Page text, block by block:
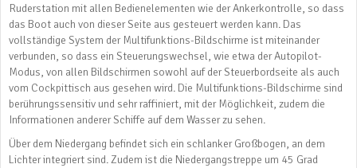
Ruderstation mit allen Bedienelementen wie der Ankerkontrolle, so dass
das Boot auch von dieser Seite aus gesteuert werden kann. Das
vollständige System der Multifunktions-Bildschirme ist miteinander
verbunden, so dass ein Steuerungswechsel, wie etwa der Autopilot-
Modus, von allen Bildschirmen sowohl auf der Steuerbordseite als auch
vom Cockpittisch aus gesehen wird. Die Multifunktions-Bildschirme sind
berührungssensitiv und sehr raffiniert, mit der Möglichkeit, zudem die
Informationen anderer Schiffe auf dem Wasser zu sehen.
Über dem Niedergang befindet sich ein schlanker Großbogen, an dem
Lichter integriert sind. Zudem ist die Niedergangstreppe um 45 Grad